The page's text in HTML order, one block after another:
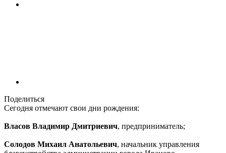
Поделиться
Сегодня отмечают свои дни рождения:
Власов Владимир Дмитриевич, предприниматель;
Солодов Михаил Анатольевич, начальник управления